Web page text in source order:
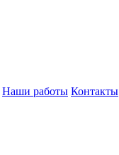
Наши работы Контакты